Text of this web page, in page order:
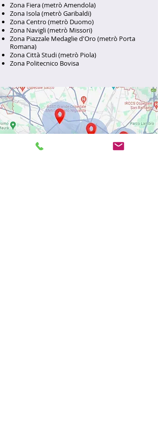
Zona Fiera (metrò Amendola)
Zona Isola (metrò Garibaldi)
Zona Centro (metrò Duomo)
Zona Navigli (metrò Missori)
Zona Piazzale Medaglie d'Oro (metrò Porta
Romana)
Zona Città Studi (metrò Piola)
Zona Politecnico Bovisa